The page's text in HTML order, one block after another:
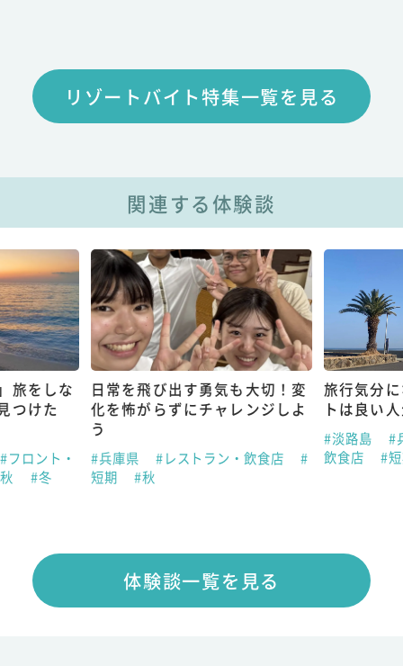
リゾートバイト特集一覧を見る
関連する体験談
旅をしな
つけた
#フロント・
#冬
日常を飛び出す勇気も大切！変
化を怖がらずにチャレンジしよ
う
#兵庫県 #レストラン・飲食店
#
短期
#秋
旅行気分
トは良い
#淡路島
#
飲食店
#
体験談一覧を見る